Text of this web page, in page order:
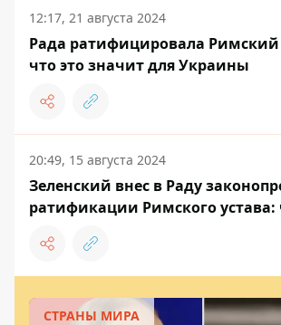
12:17, 21 августа 2024
Рада ратифицировала Римский
что это значит для Украины
20:49, 15 августа 2024
Зеленский внес в Раду
ратификации Римского устава:
СТРАНЫ МИРА